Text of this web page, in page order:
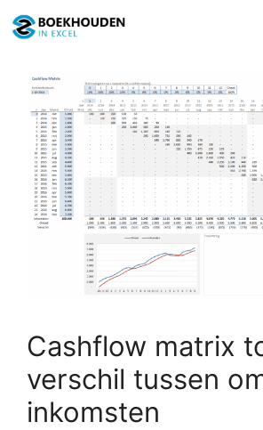
naar
inhoud
Cashflow matrix
verschil tussen
inkomsten